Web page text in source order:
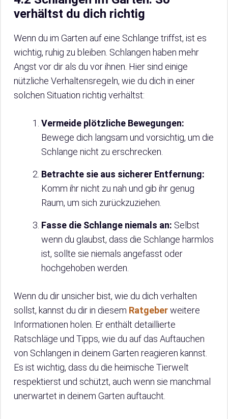
verhältst du dich richtig
Wenn du im Garten auf eine Schlange triffst, ist es
wichtig, ruhig zu bleiben. Schlangen haben mehr
Angst vor dir als du vor ihnen. Hier sind einige
nützliche Verhaltensregeln, wie du dich in einer
solchen Situation richtig verhältst:
Vermeide plötzliche Bewegungen:
Bewege dich langsam und vorsichtig, um die
Schlange nicht zu erschrecken.
Betrachte sie aus sicherer Entfernung:
Komm ihr nicht zu nah und gib ihr genug
Raum, um sich zurückzuziehen.
Fasse die Schlange niemals an: Selbst
wenn du glaubst, dass die Schlange harmlos
ist, sollte sie niemals angefasst oder
hochgehoben werden.
Wenn du dir unsicher bist, wie du dich verhalten
sollst, kannst du dir in diesem Ratgeberweitere
Informationen holen. Er enthält detaillierte
Ratschläge und Tipps, wie du auf das Auftauchen
von Schlangen in deinem Garten reagieren kannst.
Es ist wichtig, dass du die heimische Tierwelt
respektierst und schützt, auch wenn sie manchmal
unerwartet in deinem Garten auftaucht.